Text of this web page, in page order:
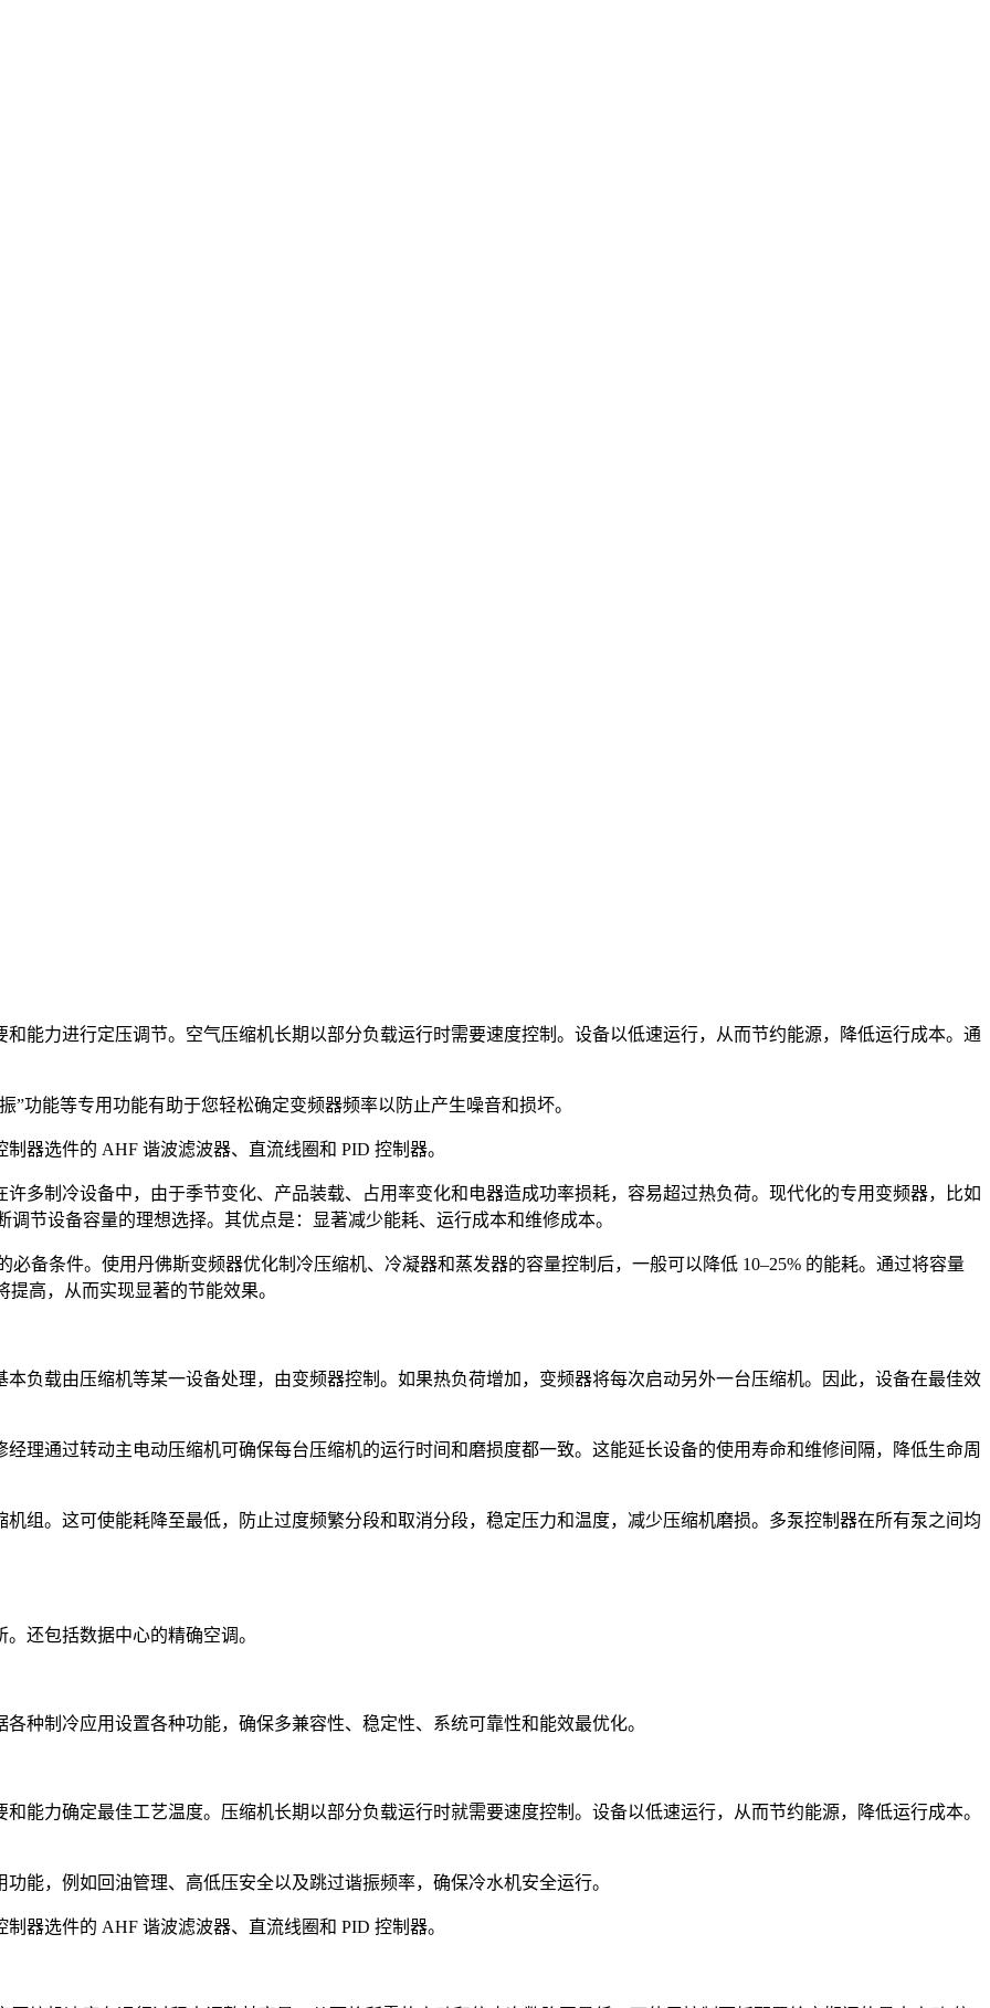
能力进行定压调节。空气压缩机长期以部分负载运行时需要速度控制。设备以低速运行，从而节约能源，降低运行成本。通
功能等专用功能有助于您轻松确定变频器频率以防止产生噪音和损坏。
器选件的 AHF 谐波滤波器、直流线圈和 PID 控制器。
多制冷设备中，由于季节变化、产品装载、占用率变化和电器造成功率损耗，容易超过热负荷。现代化的专用变频器，比如
节设备容量的理想选择。其优点是：显著减少能耗、运行成本和维修成本。
备条件。使用丹佛斯变频器优化制冷压缩机、冷凝器和蒸发器的容量控制后，一般可以降低 10–25% 的能耗。通过将容量
高，从而实现显著的节能效果。
负载由压缩机等某一设备处理，由变频器控制。如果热负荷增加，变频器将每次启动另外一台压缩机。因此，设备在最佳效
理通过转动主电动压缩机可确保每台压缩机的运行时间和磨损度都一致。这能延长设备的使用寿命和维修间隔，降低生命周
组。这可使能耗降至最低，防止过度频繁分段和取消分段，稳定压力和温度，减少压缩机磨损。多泵控制器在所有泵之间均
还包括数据中心的精确空调。
种制冷应用设置各种功能，确保多兼容性、稳定性、系统可靠性和能效最优化。
能力确定最佳工艺温度。压缩机长期以部分负载运行时就需要速度控制。设备以低速运行，从而节约能源，降低运行成本。
能，例如回油管理、高低压安全以及跳过谐振频率，确保冷水机安全运行。
器选件的 AHF 谐波滤波器、直流线圈和 PID 控制器。